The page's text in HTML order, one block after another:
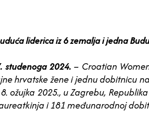
liderica iz 6 zemalja i jedna
studenoga 2024. – Croatian
hrvatske žene i jednu dobitnicu
ožujka 2025., u Zagrebu,
i 181 međunarodnoj